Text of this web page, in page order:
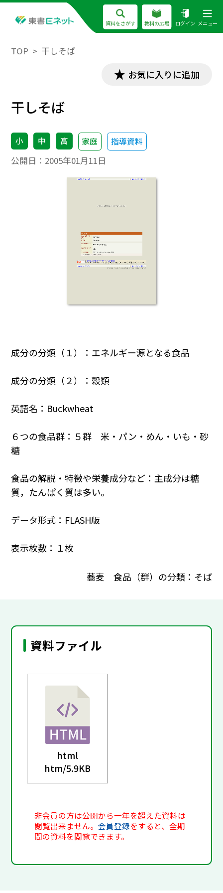
資料をさがす 教科の広場 ログイン メニュー
TOP 干しそば
お気に入りに追加
干しそば
小 中 高 家庭 指導資料
公開日： 2005年01月11日
成分の分類（１）：エネルギー源となる食品
成分の分類（２）：穀類
英語名：Buckwheat
６つの食品群：５群 米・パン・めん・いも・砂
糖
食品の解説・特徴や栄養成分など：主成分は糖
質，たんぱく質は多い。
データ形式：FLASH版
表示枚数：１枚
蕎麦 食品（群）の分類：そば
資料ファイル
html
htm/5.9KB
非会員の方は公開から一年を超えた資料は
閲覧出来ません。会員登録をすると、全期
間の資料を閲覧できます。